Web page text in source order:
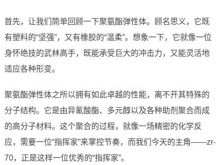
首先，让我们简单回顾一下聚氨酯弹性体。顾名思义，它既
有塑料的“坚强”，又有橡胶的“温柔”。想象一下，它就像一位
身怀绝技的武林高手，既能承受巨大的冲击力，又能灵活地
适应各种形变。
聚氨酯弹性体之所以拥有如此卓越的性能，离不开其特殊的
分子结构。它是由异氰酸酯、多元醇以及各种助剂聚合而成
的高分子材料。这个聚合的过程，就像一场精密的化学反
应，需要一位“指挥家”来掌控节奏，而我们今天的主角——zr-
70，正是这样一位优秀的“指挥家”。